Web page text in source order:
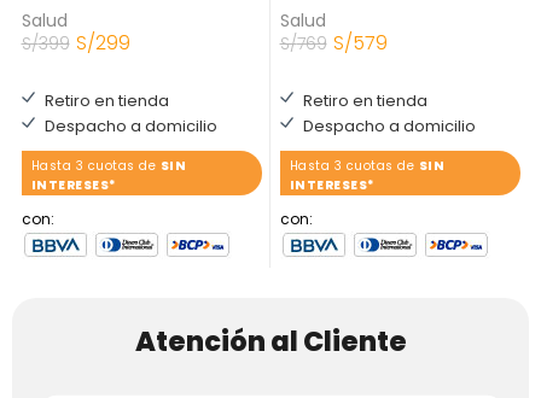
Salud
S/399 S/299
Retiro en tienda
Despacho a domicilio
Hasta 3 cuotas de SIN
INTERESES*
con:
Salud
S/769 S/579
Retiro en tienda
Despacho a domicilio
Hasta 3 cuotas de SIN
INTERESES*
con:
Atención al Cliente